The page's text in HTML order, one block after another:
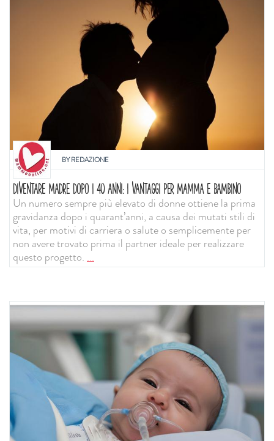
BYREDAZIONE
DIVENTARE MADRE DOPO I 40 ANNI: I VANTAGGI PER MAMMA E BAMBINO
Un numero sempre più elevato di donne ottiene la prima
gravidanza dopo i quarant’anni, a causa dei mutati stili di
vita, per motivi di carriera o salute o semplicemente per
non avere trovato prima il partner ideale per realizzare
questo progetto....